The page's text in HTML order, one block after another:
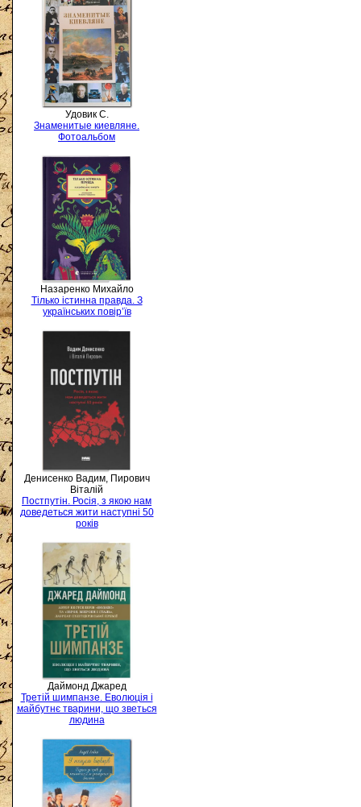
Удовик С.
Знаменитые киевляне.
Фотоальбом
Назаренко Михайло
Тілько істинна правда. З
українських повір’їв
Денисенко Вадим, Пирович
Віталій
Постпутін. Росія, з якою нам
доведеться жити наступні 50
років
Даймонд Джаред
Третій шимпанзе. Еволюція і
майбутнє тварини, що зветься
людина